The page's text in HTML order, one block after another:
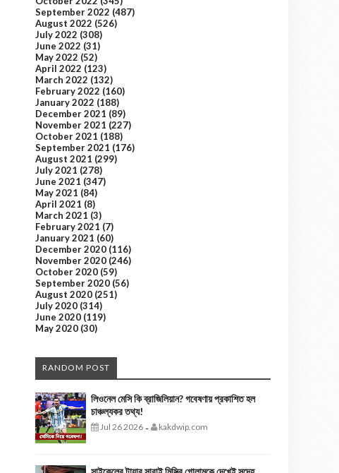
September 2022 (487)
August 2022 (526)
July 2022 (308)
June 2022 (31)
May 2022 (52)
April 2022 (123)
March 2022 (132)
February 2022 (160)
January 2022 (188)
December 2021 (89)
November 2021 (227)
October 2021 (188)
September 2021 (176)
August 2021 (299)
July 2021 (278)
June 2021 (347)
May 2021 (84)
April 2021 (8)
March 2021 (3)
February 2021 (7)
January 2021 (60)
December 2020 (116)
November 2020 (246)
October 2020 (59)
September 2020 (56)
August 2020 (251)
July 2020 (314)
June 2020 (119)
May 2020 (30)
RANDOM POST
লিওনেল মেসি কি ব্রাজিলিয়ান? গবেষণায় প্রকাশিত হল
চাঞ্চল্যকর তথ্য!
Jul 26 2026 - kakdwip.com